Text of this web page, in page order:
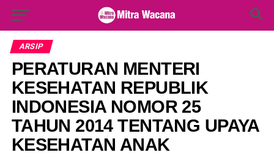
for:
ARSIP
PERATURAN MENTERI
KESEHATAN REPUBLIK
INDONESIA NOMOR 25
TAHUN 2014 TENTANG UPAYA
KESEHATAN ANAK